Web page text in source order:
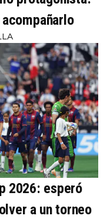
2026: esperó
a un torneo